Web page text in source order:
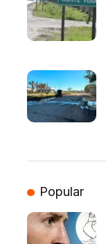
Popular